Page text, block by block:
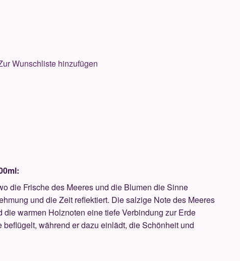
Wunschliste hinzufügen
die Frische des Meeres und die Blumen die Sinne
und die Zeit reflektiert. Die salzige Note des Meeres
warmen Holznoten eine tiefe Verbindung zur Erde
während er dazu einlädt, die Schönheit und